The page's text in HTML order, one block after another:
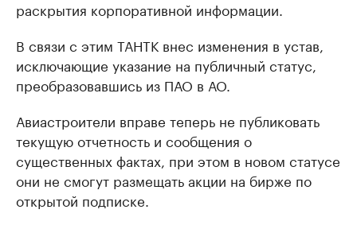
раскрытия корпоративной информации.
В связи с этим ТАНТК внес изменения в устав,
исключающие указание на публичный статус,
преобразовавшись из ПАО в АО.
Авиастроители вправе теперь не публиковать
текущую отчетность и сообщения о
существенных фактах, при этом в новом статусе
они не смогут размещать акции на бирже по
открытой подписке.